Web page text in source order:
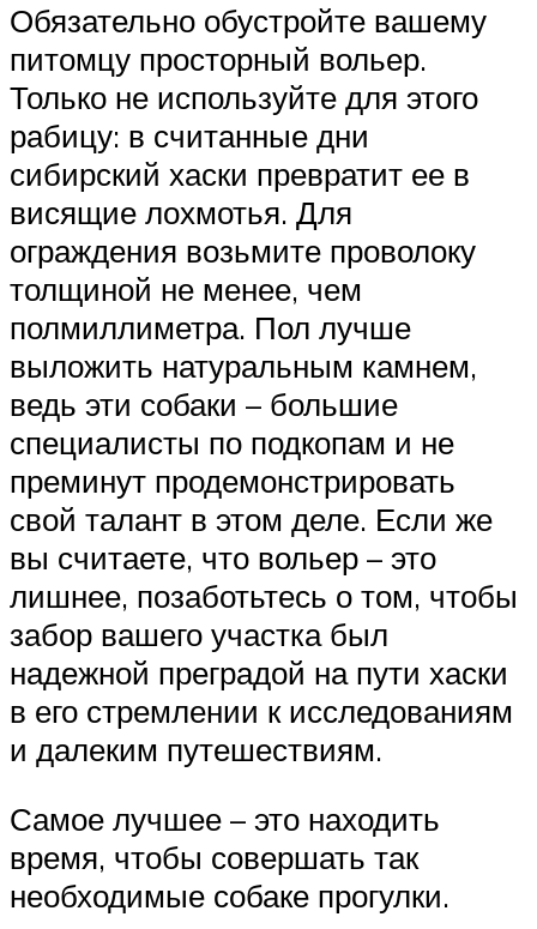
Обязательно обустройте вашему
питомцу просторный вольер.
Только не используйте для этого
рабицу: в считанные дни
сибирский хаски превратит ее в
висящие лохмотья. Для
ограждения возьмите проволоку
толщиной не менее, чем
полмиллиметра. Пол лучше
выложить натуральным камнем,
ведь эти собаки – большие
специалисты по подкопам и не
преминут продемонстрировать
свой талант в этом деле. Если же
вы считаете, что вольер – это
лишнее, позаботьтесь о том, чтобы
забор вашего участка был
надежной преградой на пути хаски
в его стремлении к исследованиям
и далеким путешествиям.
Самое лучшее – это находить
время, чтобы совершать так
необходимые собаке прогулки.